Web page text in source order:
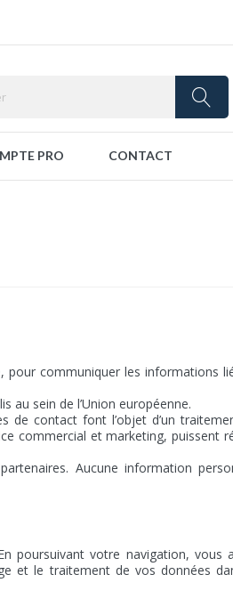
PRO CONTACT
communiquer les informations
au sein de l’Union européenne.
de contact font l’objet d’un
commercial et marketing, puissent
Aucune information
poursuivant votre navigation, vous
et le traitement de vos données